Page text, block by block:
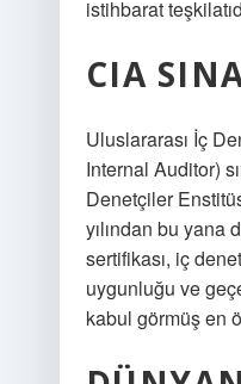
istihbarat
CIA
Uluslararası İç
Internal Auditor)
Denetçiler
yılından bu yana
sertifikası, iç
uygunluğu ve
kabul görmüş en